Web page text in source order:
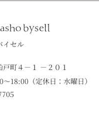
イセル
町４－１ －２０１
18:00（定休日：水曜日）